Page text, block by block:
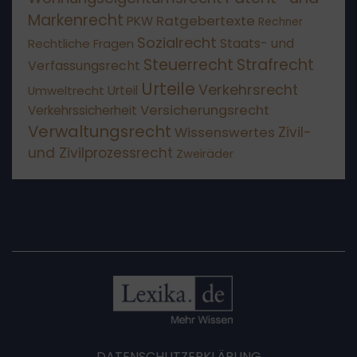
Markenrecht PKW Ratgebertexte Rechner
Rechtliche Fragen Sozialrecht Staats- und
Verfassungsrecht Steuerrecht Strafrecht
Umweltrecht Urteil Urteile Verkehrsrecht
Verkehrssicherheit Versicherungsrecht
Verwaltungsrecht Wissenswertes Zivil-
und Zivilprozessrecht Zweiräder